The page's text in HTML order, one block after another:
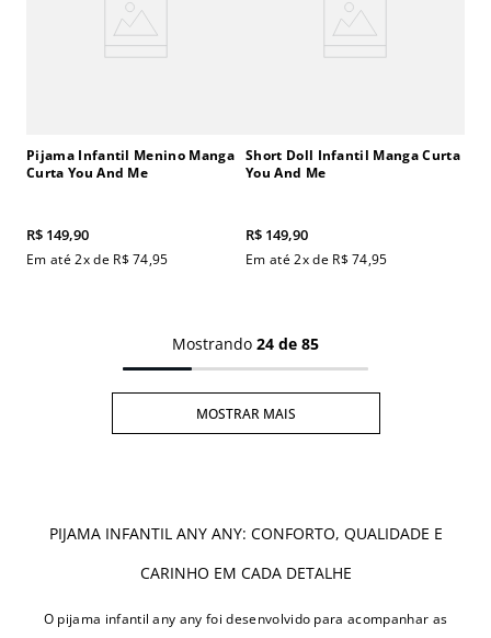
Pijama Infantil Menino Manga
Curta You And Me
R$ 149,90
Em até2x de R$ 74,95
Short Doll Infantil Manga Curta
You And Me
R$ 149,90
Em até2x de R$ 74,95
Mostrando 24 de 85
MOSTRAR MAIS
PIJAMA INFANTIL ANY ANY: CONFORTO, QUALIDADE E
CARINHO EM CADA DETALHE
O pijama infantil any any foi desenvolvido para acompanhar as